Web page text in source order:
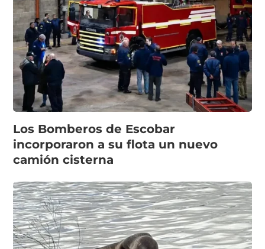
Los Bomberos de Escobar
incorporaron a su flota un nuevo
camión cisterna